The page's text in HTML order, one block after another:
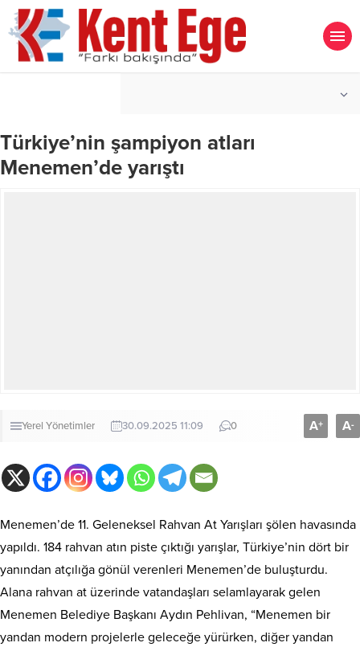
Türkiye’nin şampiyon atları
Menemen’de yarıştı
Yerel Yönetimler 30.09.2025 11:09 0 A+ A-
Menemen’de 11. Geleneksel Rahvan At Yarışları şölen havasında
yapıldı. 184 rahvan atın piste çıktığı yarışlar, Türkiye’nin dört bir
yanından atçılığa gönül verenleri Menemen’de buluşturdu.
Alana rahvan at üzerinde vatandaşları selamlayarak gelen
Menemen Belediye Başkanı Aydın Pehlivan, “Menemen bir
yandan modern projelerle geleceğe yürürken, diğer yandan